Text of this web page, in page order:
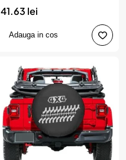
41.63 lei
Adauga in cos